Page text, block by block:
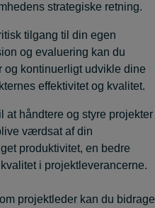
strategiske retning.
tilgang til din egen
og evaluering kan du
og kontinuerligt udvikle dine
effektivitet og kvalitet.
at håndtere og styre projekter
værdsat af din
produktivitet, en bedre
i projektleverancerne.
projektleder kan du bidrage